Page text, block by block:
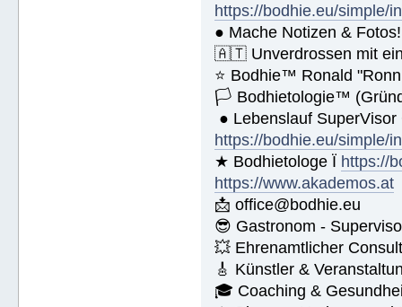
https://bodhie.eu/simple/
● Mache Notizen & Fotos!
🇦🇹 Unverdrossen mit
⭐️ Bodhie™ Ronald
🏳 Bodhietologie™
● Lebenslauf
https://bodhie.eu/simple/
★ Bodhietologe Ï https://
https://www.akademos.at
📩 office@bodhie.eu
😎 Gastronom -
💥 Ehrenamtlicher
🎸 Künstler &
🎓 Coaching &